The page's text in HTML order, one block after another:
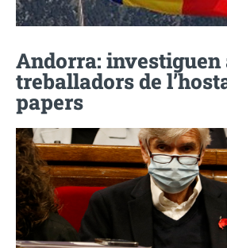
Andorra: investiguen
treballadors de
papers